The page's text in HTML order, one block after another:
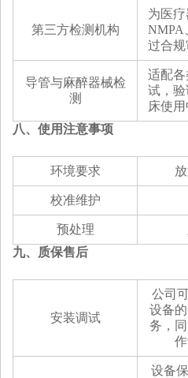
第三方检测机构
为医
NMPA
过合规
导管与麻醉器械检
测
适配
试，
床使
八、 使用注意事项
‌环境要求
‌校准维护‌
预处理
九、质保售后
安装调试
公司
设备
务，
设备